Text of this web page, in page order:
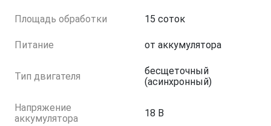
Площадь обработки 15 соток
Питание от аккумулятора
Тип двигателя
бесщеточный
(асинхронный)
Напряжение
аккумулятора
18 В